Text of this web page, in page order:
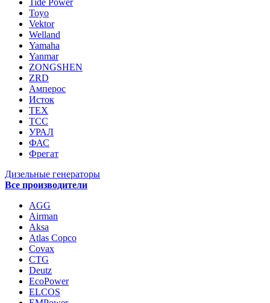
Tide Power
Toyo
Vektor
Welland
Yamaha
Yanmar
ZONGSHEN
ZRD
Амперос
Исток
ТЕХ
ТСС
УРАЛ
ФАС
Фрегат
Дизельные генераторы
Все производители
AGG
Airman
Aksa
Atlas Copco
Covax
CTG
Deutz
EcoPower
ELCOS